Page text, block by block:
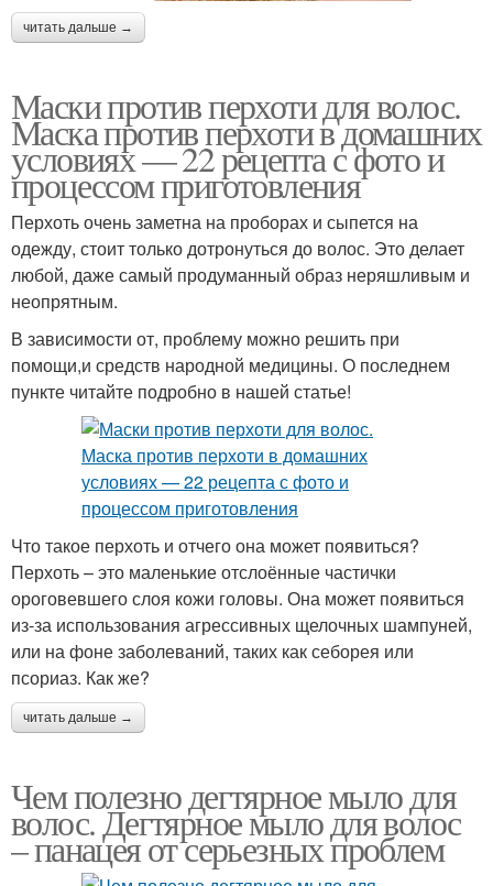
читать дальше →
Маски против перхоти для волос.
Маска против перхоти в домашних
условиях — 22 рецепта с фото и
процессом приготовления
Перхоть очень заметна на проборах и сыпется на
одежду, стоит только дотронуться до волос. Это делает
любой, даже самый продуманный образ неряшливым и
неопрятным.
В зависимости от, проблему можно решить при
помощи,и средств народной медицины. О последнем
пункте читайте подробно в нашей статье!
Что такое перхоть и отчего она может появиться?
Перхоть – это маленькие отслоённые частички
ороговевшего слоя кожи головы. Она может появиться
из-за использования агрессивных щелочных шампуней,
или на фоне заболеваний, таких как себорея или
псориаз. Как же?
читать дальше →
Чем полезно дегтярное мыло для
волос. Дегтярное мыло для волос
– панацея от серьезных проблем